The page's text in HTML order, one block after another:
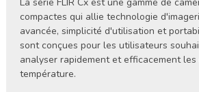
compactes qui allie technologie
avancée, simplicité d'utilisation et
sont conçues pour les utilisateurs
analyser rapidement et efficacement
température.